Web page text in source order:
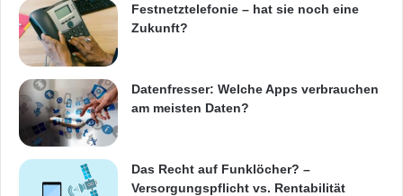
Festnetztelefonie – hat sie noch eine
Zukunft?
Datenfresser: Welche Apps verbrauchen
am meisten Daten?
Das Recht auf Funklöcher? –
Versorgungspflicht vs. Rentabilität